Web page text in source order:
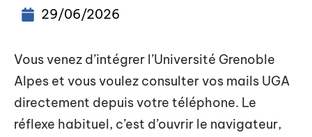
29/06/2026
Vous venez d’intégrer l’Université Grenoble
Alpes et vous voulez consulter vos mails UGA
directement depuis votre téléphone. Le
réflexe habituel, c’est d’ouvrir le navigateur,